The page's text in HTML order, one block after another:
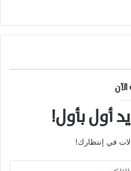
أول بأول!
في إنتظارك!